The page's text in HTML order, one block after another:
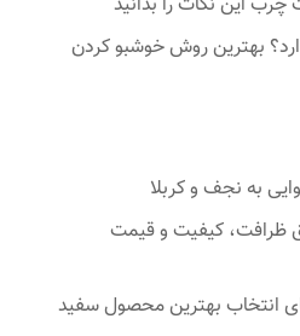
بهترین روش خوشبو کردن
به نجف و کربلا
ظرافت، کیفیت و قیمت
انتخاب بهترین محصول سفید